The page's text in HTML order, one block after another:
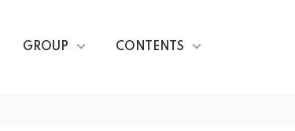
GROUP CONTENTS